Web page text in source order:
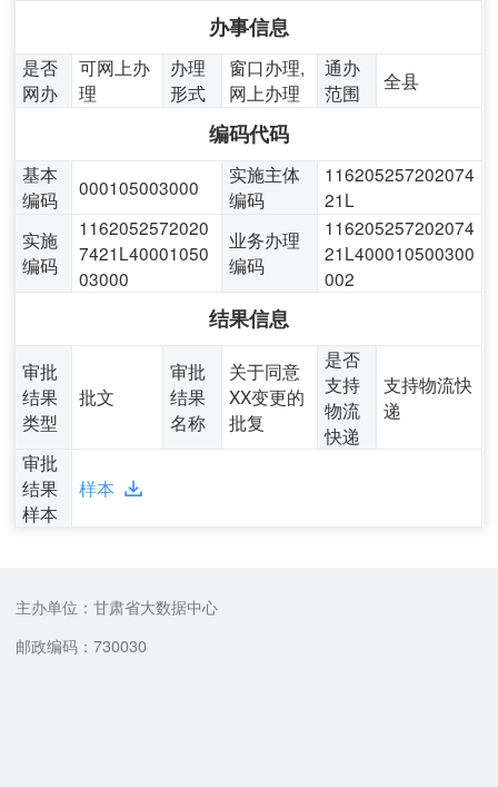
办事信息
是否
网办
可网上办
理
办理
形式
窗口办理,
网上办理
通办
范围
全县
编码代码
基本
编码
000105003000
实施主体
编码
116205257202074
21L
实施
编码
1162052572020
7421L40001050
03000
业务办理
编码
116205257202074
21L400010500300
002
结果信息
审批
结果
类型
批文
审批
结果
名称
关于同意
XX变更的
批复
是否
支持
物流
快递
支持物流快
递
审批
结果
样本
样本
主办单位：甘肃省大数据中心
邮政编码：730030